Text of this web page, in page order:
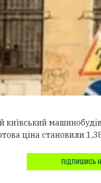
ціна становили
ПІДПИШИСЬ